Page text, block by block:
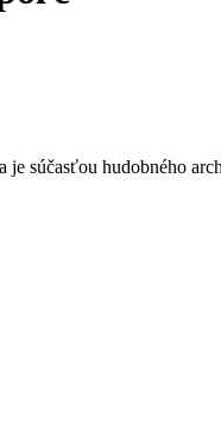
súčasťou hudobného